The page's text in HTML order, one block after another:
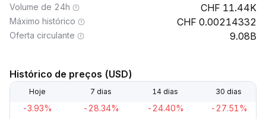
Volume de 24h 11.44K
Máximo histórico 0.00214332
Oferta circulante 9.08B
Histórico de preços (USD)
Hoje 7 dias 14 dias 30 dias
-3.93% -28.34% -24.40% -27.51%